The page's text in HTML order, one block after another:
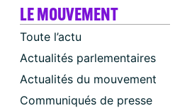
LE MOUVEMENT
Toute l’actu
Actualités parlementaires
Actualités du mouvement
Communiqués de presse